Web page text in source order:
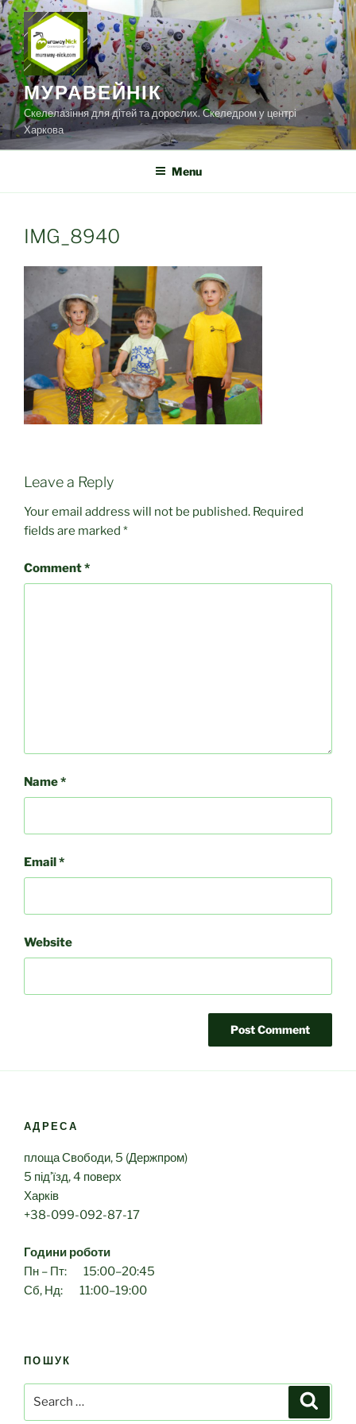
Skip
to
content
МУРАВЕЙНІК
Скелелазіння для дітей та дорослих. Скеледром у центрі
Харкова
Menu
IMG_8940
Leave a Reply
Your email address will not be published. Required
fields are marked *
Comment*
Name*
Email*
Website
АДРЕСА
площа Свободи, 5 (Держпром)
5 під’їзд, 4 поверх
Харків
+38-099-092-87-17
Години роботи
Пн – Пт: 15:00–20:45
Сб, Нд: 11:00–19:00
ПОШУК